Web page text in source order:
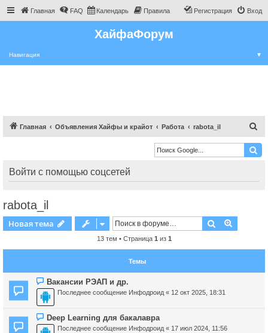
Главная FAQ Календарь Правила Вход
Регистрация
ХайфаФорум
Навигация ▼
Главная Объявления Хайфы и крайот Работа rabota_il
и
к
Войти с помощью соцсетей
rabota_il
Новая тема Поиск
13 тем • Страница 1 из 1
Темы
Вакансии РЭАП и др.
Последнее сообщение Инфодроид « 12 окт 2025, 18:31
Deep Learning для бакалавра
Последнее сообщение Инфодроид « 17 июл 2024, 11:56